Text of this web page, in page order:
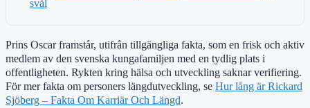
svål
Prins Oscar framstår, utifrån tillgängliga fakta, som en frisk och aktiv
medlem av den svenska kungafamiljen med en tydlig plats i
offentligheten. Rykten kring hälsa och utveckling saknar verifiering.
För mer fakta om personers längdutveckling, se Hur lång är Rickard
Sjöberg – Fakta Om Karriär Och Längd.